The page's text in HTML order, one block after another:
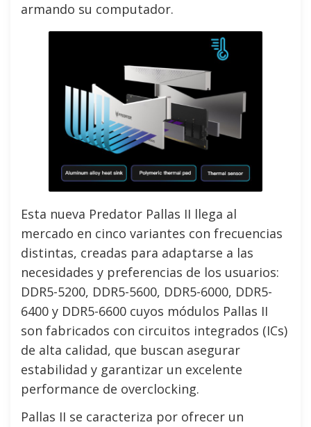
armando su computador.
Esta nueva Predator Pallas II llega al
mercado en cinco variantes con frecuencias
distintas, creadas para adaptarse a las
necesidades y preferencias de los usuarios:
DDR5-5200, DDR5-5600, DDR5-6000, DDR5-
6400 y DDR5-6600 cuyos módulos Pallas II
son fabricados con circuitos integrados (ICs)
de alta calidad, que buscan asegurar
estabilidad y garantizar un excelente
performance de overclocking.
Pallas II se caracteriza por ofrecer un